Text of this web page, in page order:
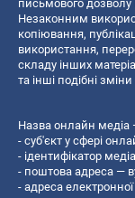
письмового дозволу
Незаконним
копiювання,
використання,
складу інших
та інші подібні
Назва онлайн медіа
- суб'єкт у сфері
- ідентифікатор
- поштова адреса —
- адреса